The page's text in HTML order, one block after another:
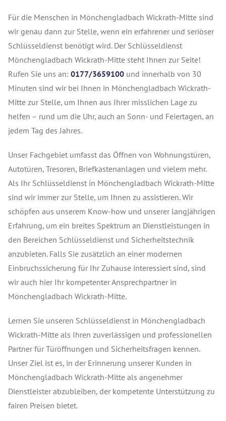
Für die Menschen in Mönchengladbach Wickrath-Mitte sind
wir genau dann zur Stelle, wenn ein erfahrener und seriöser
Schlüsseldienst benötigt wird. Der Schlüsseldienst
Mönchengladbach Wickrath-Mitte steht Ihnen zur Seite!
Rufen Sie uns an: 0177/3659100 und innerhalb von 30
Minuten sind wir bei Ihnen in Mönchengladbach Wickrath-
Mitte zur Stelle, um Ihnen aus Ihrer misslichen Lage zu
helfen – rund um die Uhr, auch an Sonn- und Feiertagen, an
jedem Tag des Jahres.
Unser Fachgebiet umfasst das Öffnen von Wohnungstüren,
Autotüren, Tresoren, Briefkastenanlagen und vielem mehr.
Als Ihr Schlüsseldienst in Mönchengladbach Wickrath-Mitte
sind wir immer zur Stelle, um Ihnen zu assistieren. Wir
schöpfen aus unserem Know-how und unserer langjährigen
Erfahrung, um ein breites Spektrum an Dienstleistungen in
den Bereichen Schlüsseldienst und Sicherheitstechnik
anzubieten. Falls Sie zusätzlich an einer modernen
Einbruchssicherung für Ihr Zuhause interessiert sind, sind
wir auch hier Ihr kompetenter Ansprechpartner in
Mönchengladbach Wickrath-Mitte.
Lernen Sie unseren Schlüsseldienst in Mönchengladbach
Wickrath-Mitte als Ihren zuverlässigen und professionellen
Partner für Türöffnungen und Sicherheitsfragen kennen.
Unser Ziel ist es, in der Erinnerung unserer Kunden in
Mönchengladbach Wickrath-Mitte als angenehmer
Dienstleister abzubleiben, der kompetente Unterstützung zu
fairen Preisen bietet.